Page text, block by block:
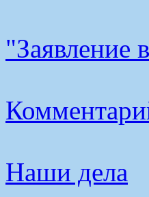
"Заявление
Наши дела